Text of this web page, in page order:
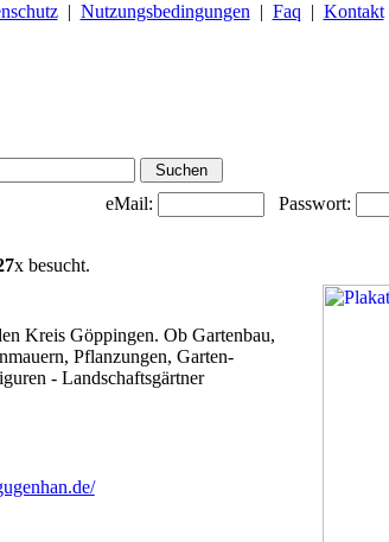
| Nutzungsbedingungen | Faq | Kontakt
eMail:
Passwort:
x besucht.
Kreis Göppingen. Ob Gartenbau,
Pflanzungen, Garten-
- Landschaftsgärtner